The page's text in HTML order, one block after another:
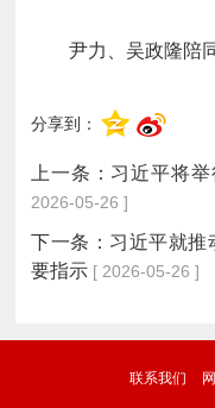
尹力、吴政隆陪
分享到：
上一条： 习近平将
2026-05-26 ]
下一条： 习近平就推
要指示 [ 2026-05-26 ]
联系我们